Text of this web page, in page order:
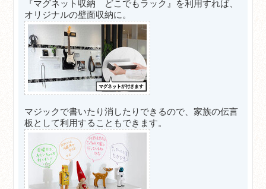
『マグネット収納 どこでもラック』を利用すれば、
オリジナルの壁面収納に。
マジックで書いたり消したりできるので、家族の伝言
板として利用することもできます。